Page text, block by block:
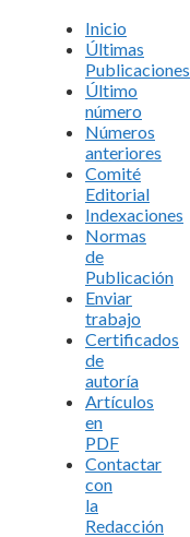
Inicio
Últimas
Publicaciones
Último
número
Números
anteriores
Comité
Editorial
Indexaciones
Normas
de
Publicación
Enviar
trabajo
Certificados
de
autoría
Artículos
en
PDF
Contactar
con
la
Redacción